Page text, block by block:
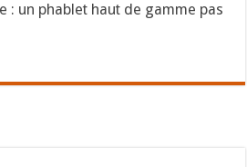
: un phablet haut de gamme pas